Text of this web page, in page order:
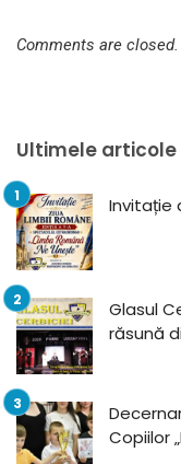
Comments are closed.
Ultimele articole
Invitație
Glasul
răsună
Copiilor